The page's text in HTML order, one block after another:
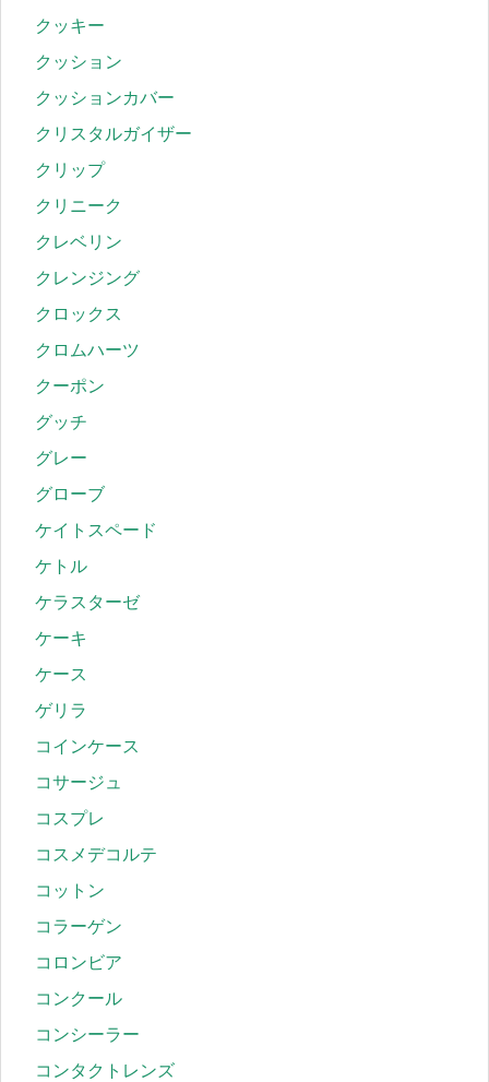
クッキー
クッション
クッションカバー
クリスタルガイザー
クリップ
クリニーク
クレベリン
クレンジング
クロックス
クロムハーツ
クーポン
グッチ
グレー
グローブ
ケイトスペード
ケトル
ケラスターゼ
ケーキ
ケース
ゲリラ
コインケース
コサージュ
コスプレ
コスメデコルテ
コットン
コラーゲン
コロンビア
コンクール
コンシーラー
コンタクトレンズ